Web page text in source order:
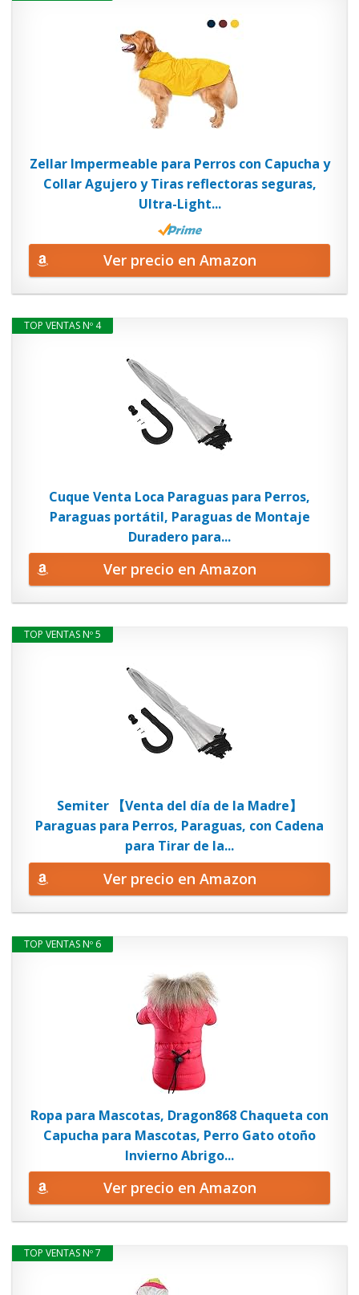
Zellar Impermeable para Perros con Capucha y
Collar Agujero y Tiras reflectoras seguras,
Ultra-Light...
Ver precio en Amazon
TOP VENTAS Nº 4
Cuque Venta Loca Paraguas para Perros,
Paraguas portátil, Paraguas de Montaje
Duradero para...
Ver precio en Amazon
TOP VENTAS Nº 5
Semiter 【Venta del día de la Madre】
Paraguas para Perros, Paraguas, con Cadena
para Tirar de la...
Ver precio en Amazon
TOP VENTAS Nº 6
Ropa para Mascotas, Dragon868 Chaqueta con
Capucha para Mascotas, Perro Gato otoño
Invierno Abrigo...
Ver precio en Amazon
TOP VENTAS Nº 7